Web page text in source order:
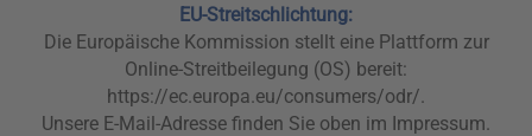
EU-Streitschlichtung:
Die Europäische Kommission stellt eine Plattform zur
Online-Streitbeilegung (OS) bereit:
https://ec.europa.eu/consumers/odr/.
Unsere E-Mail-Adresse finden Sie oben im Impressum.